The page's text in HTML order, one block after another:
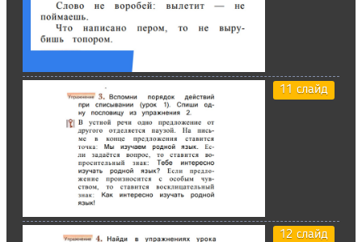
11 слайд
12 слайд